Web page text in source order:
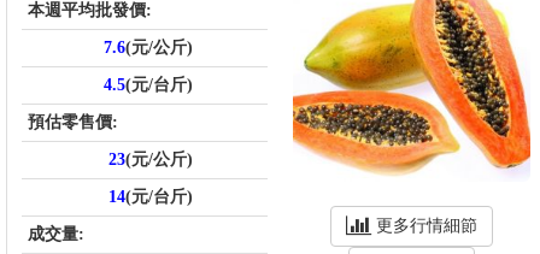
本週平均批發價:
7.6(元/公斤)
4.5(元/台斤)
預估零售價:
23(元/公斤)
14(元/台斤)
成交量: 更多行情細節